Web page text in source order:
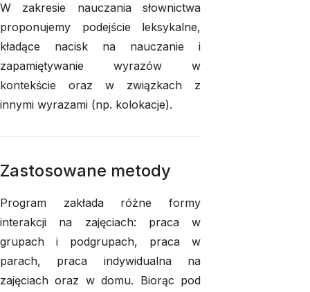
W zakresie nauczania słownictwa
proponujemy podejście leksykalne,
kładące nacisk na nauczanie i
zapamiętywanie wyrazów w
kontekście oraz w związkach z
innymi wyrazami (np. kolokacje).
Zastosowane metody
Program zakłada różne formy
interakcji na zajęciach: praca w
grupach i podgrupach, praca w
parach, praca indywidualna na
zajęciach oraz w domu. Biorąc pod